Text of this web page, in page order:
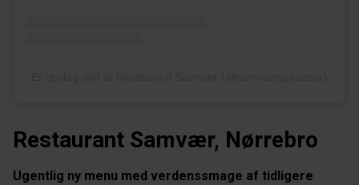
Restaurant Samvær, Nørrebro
Ugentlig ny menu med verdenssmage af tidligere